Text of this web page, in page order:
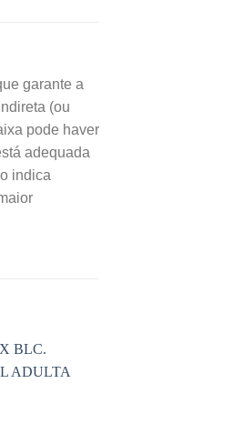
garante a
(ou
pode haver
adequada
indica